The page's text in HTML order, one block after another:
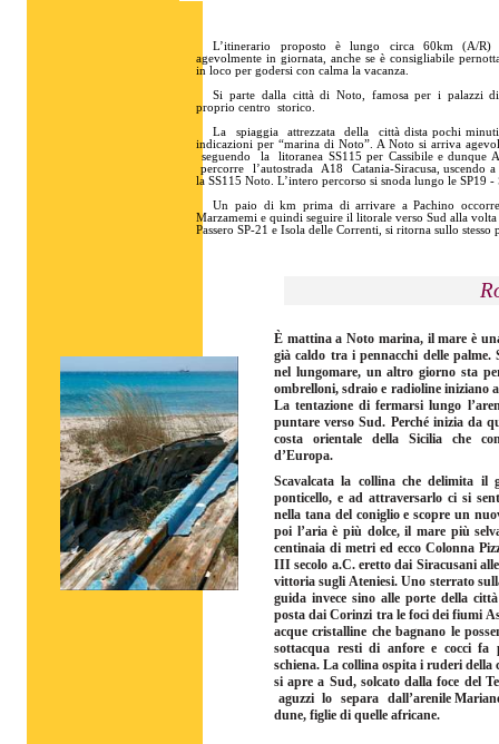
L’itinerario proposto è lungo circa 60km (A/R)
agevolmente in giornata, anche se è consigliabile
in loco per godersi con calma la vacanza.
Si parte dalla città di Noto, famosa per i palazzi
proprio centro storico.
La spiaggia attrezzata della città dista pochi minuti
indicazioni per “marina di Noto”. A Noto si arriva
seguendo la litoranea SS115 per Cassibile e dunque
percorre l’autostrada A18 Catania-Siracusa, uscendo a
la SS115 Noto. L’intero percorso si snoda lungo le SP19
Un paio di km prima di arrivare a Pachino
Marzamemi e quindi seguire il litorale verso Sud alla
Passero SP-21 e Isola delle Correnti, si ritorna sullo stesso
È mattina a Noto marina, il mare è
già caldo tra i pennacchi delle palme.
nel lungomare, un altro giorno sta
ombrelloni, sdraio e radioline iniziano
La tentazione di fermarsi lungo
puntare verso Sud. Perché inizia da
costa orientale della Sicilia che
d’Europa.
Scavalcata la collina che delimita
ponticello, e ad attraversarlo ci si
nella tana del coniglio e scopre un
poi l’aria è più dolce, il mare più
centinaia di metri ed ecco Colonna
III secolo a.C. eretto dai Siracusani
vittoria sugli Ateniesi. Uno sterrato
guida invece sino alle porte della
posta dai Corinzi tra le foci dei fiumi
acque cristalline che bagnano le
sottacqua resti di anfore e cocci
schiena. La collina ospita i ruderi della
si apre a Sud, solcato dalla foce del
aguzzi lo separa dall’arenile
dune, figlie di quelle africane.